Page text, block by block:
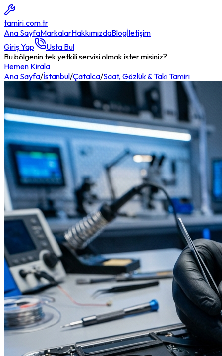
tamiri.com.tr
Ana SayfaMarkalarHakkımızdaBlogİletişim
Giriş Yap
Usta Bul
Bu bölgenin tek yetkili servisi olmak ister misiniz?
Hemen Kirala
Ana Sayfa/İstanbul/Çatalca/Saat, Gözlük & Takı Tamiri